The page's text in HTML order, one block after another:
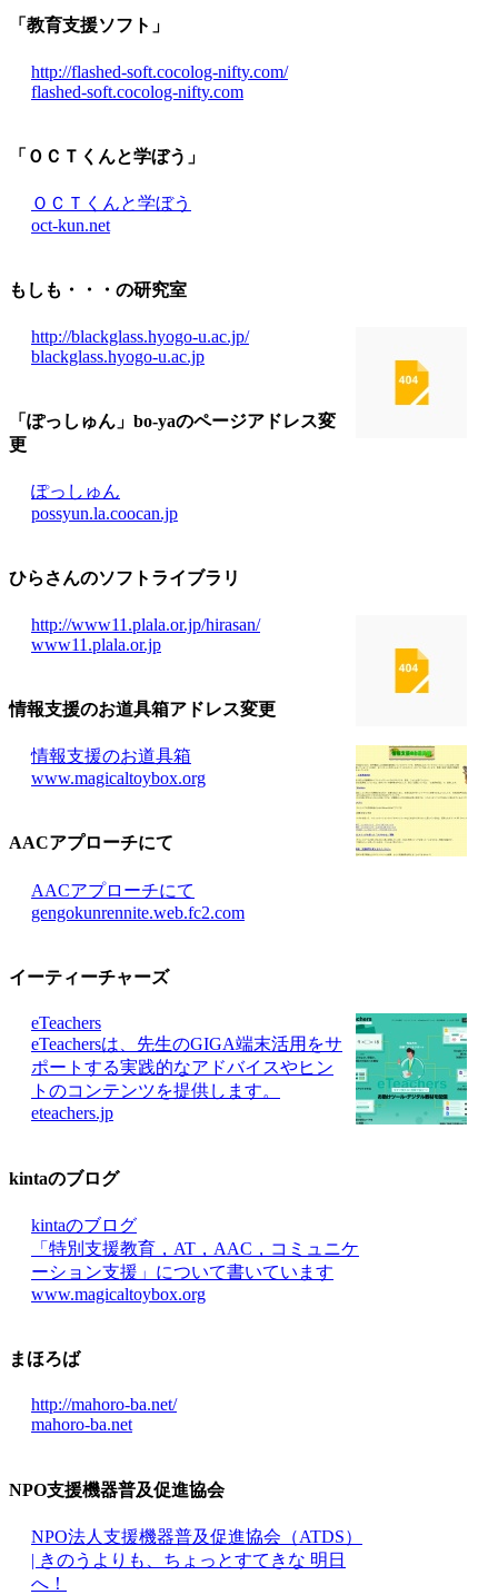
「教育支援ソフト」
http://flashed-soft.cocolog-nifty.com/
flashed-soft.cocolog-nifty.com
「ＯＣＴくんと学ぼう」
ＯＣＴくんと学ぼう
oct-kun.net
もしも・・・の研究室
http://blackglass.hyogo-u.ac.jp/
blackglass.hyogo-u.ac.jp
「ぽっしゅん」bo-yaのページアドレス変
更
ぽっしゅん
possyun.la.coocan.jp
ひらさんのソフトライブラリ
http://www11.plala.or.jp/hirasan/
www11.plala.or.jp
情報支援のお道具箱アドレス変更
情報支援のお道具箱
www.magicaltoybox.org
AACアプローチにて
AACアプローチにて
gengokunrennite.web.fc2.com
イーティーチャーズ
eTeachers
eTeachersは、先生のGIGA端末活用をサ
ポートする実践的なアドバイスやヒン
トのコンテンツを提供します。
eteachers.jp
kintaのブログ
kintaのブログ
「特別支援教育，AT，AAC，コミュニケ
ーション支援」について書いています
www.magicaltoybox.org
まほろば
http://mahoro-ba.net/
mahoro-ba.net
NPO支援機器普及促進協会
NPO法人支援機器普及促進協会（ATDS）
| きのうよりも、ちょっとすてきな 明日
へ！